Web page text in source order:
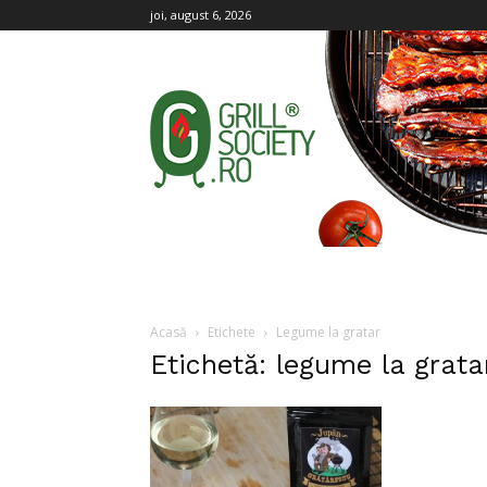
joi, august 6, 2026
Grill
Society
Acasă Etichete Legume la gratar
Etichetă: legume la